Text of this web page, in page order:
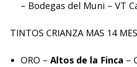
– Bodegas del Muni – VT
TINTOS CRIANZA MAS 14
ORO – Altos de la Finca –